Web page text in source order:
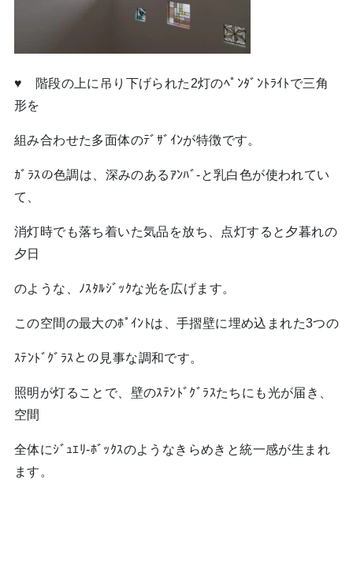
♥ 階段の上に吊り下げられた2灯のﾍﾟﾝﾀﾞﾝﾄﾗｲﾄで三角
形を
組み合わせた多面体のﾃﾞｻﾞｲﾝが特徴です。
ｶﾞﾗｽの色調は、深みのあるｱﾝﾊﾞ-と乳白色が使われてい
て、
消灯時でも落ち着いた気品を放ち、点灯すると夕暮れの
夕日
のような、ﾉｽﾀﾙｼﾞｯｸな光を広げます。
この空間の最大のﾎﾟｲﾝﾄは、手摺壁に埋め込まれた3つの
ｽﾃﾝﾄﾞｸﾞﾗｽとの見事な調和です。
照明が灯ることで、壁のｽﾃﾝﾄﾞｸﾞﾗｽたちにも光が届き、
空間
全体にｼﾞｭｴﾘ-ﾎﾞｯｸｽのようなきらめきと統一感が生まれ
ます。